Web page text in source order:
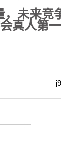
，未来竞
真人第